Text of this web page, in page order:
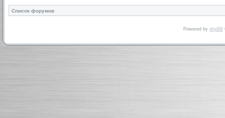
Список форумов
Powered by phpBB